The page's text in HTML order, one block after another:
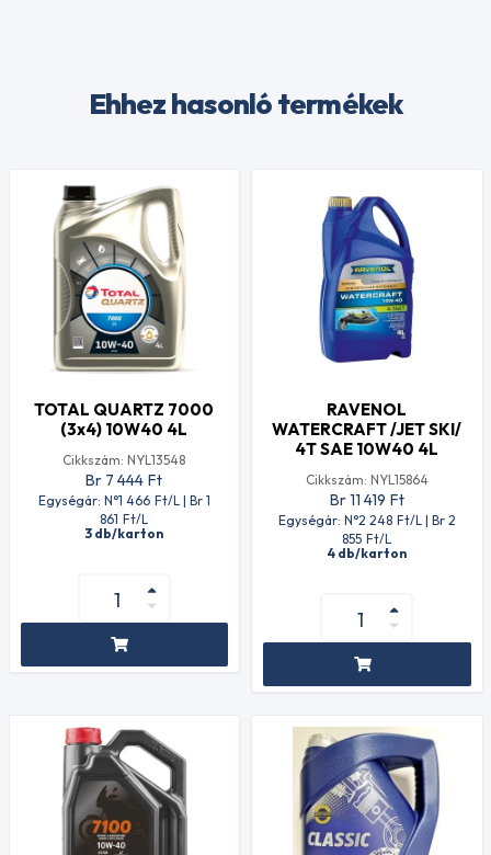
Ehhez hasonló termékek
TOTAL QUARTZ 7000
(3x4) 10W40 4L
Cikkszám: NYL13548
Br 7 444 Ft
Egységár: N°1 466 Ft/L | Br 1
861 Ft/L
3 db/karton
RAVENOL
WATERCRAFT /JET SKI/
4T SAE 10W40 4L
Cikkszám: NYL15864
Br 11 419 Ft
Egységár: N°2 248 Ft/L | Br 2
855 Ft/L
4 db/karton